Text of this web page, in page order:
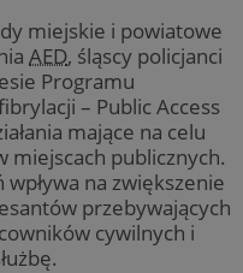
miejskie i powiatowe
AED, śląscy policjanci
Programu
– Public Access
mające na celu
miejscach publicznych.
na zwiększenie
przebywających
cywilnych i